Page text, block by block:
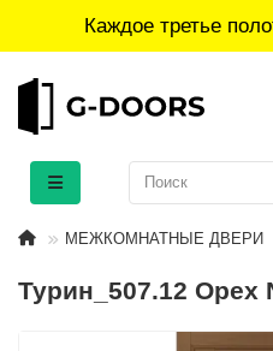
Каждое третье
МЕЖКОМНАТНЫЕ ДВЕРИ
Турин_507.12 Орех